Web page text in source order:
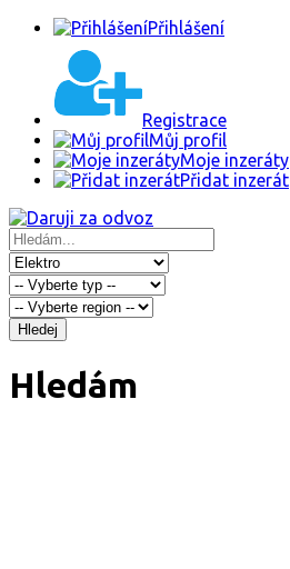
Přihlášení
Registrace
Můj profil
Moje inzeráty
Přidat inzerát
Hledej
Hledám